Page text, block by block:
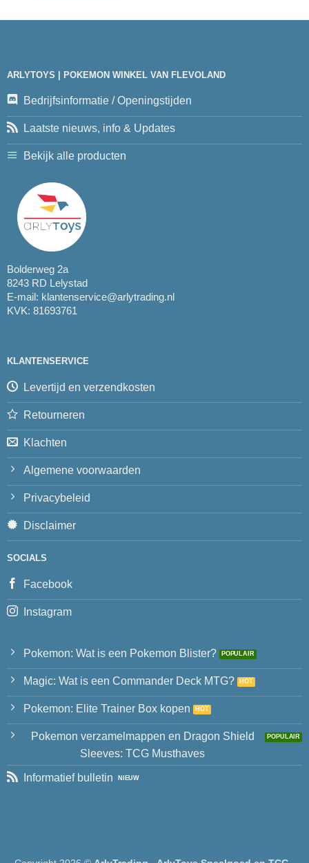
ARLYTOYS | POKEMON WINKEL VAN FLEVOLAND
Bedrijfsinformatie / Openingstijden
Laatste nieuws, info & Updates
Bekijk alle producten
Bolderweg 2a
8243 RD Lelystad
E-mail: klantenservice@arlytrading.nl
KVK: 81693761
KLANTENSERVICE
Levertijd en verzendkosten
Retourneren
Klachten
Algemene voorwaarden
Privacybeleid
Disclaimer
SOCIALS
Facebook
Instagram
Pokemon: Wat is een Pokemon Blister?
Magic: Wat is een Commander Deck MTG?
Pokemon: Elite Trainer Box kopen
Pokemon verzamelmappen en Dragon Shield
Sleeves: TCG Musthaves
Informatief bulletin